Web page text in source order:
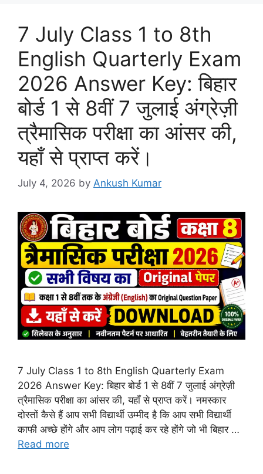
7 July Class 1 to 8th
English Quarterly Exam
2026 Answer Key: बिहार
बोर्ड 1 से 8वीं 7 जुलाई अंग्रेज़ी
त्रैमासिक परीक्षा का आंसर की,
यहाँ से प्राप्त करें।
July 4, 2026 by Ankush Kumar
7 July Class 1 to 8th English Quarterly Exam
2026 Answer Key: बिहार बोर्ड 1 से 8वीं 7 जुलाई अंग्रेज़ी
त्रैमासिक परीक्षा का आंसर की, यहाँ से प्राप्त करें। नमस्कार
दोस्तों कैसे हैं आप सभी विद्यार्थी उम्मीद है कि आप सभी विद्यार्थी
काफी अच्छे होंगे और आप लोग पढ़ाई कर रहे होंगे जो भी बिहार …
Read more